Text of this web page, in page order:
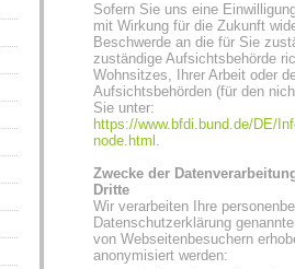
Sofern Sie uns eine
mit Wirkung für die Zukunft
Beschwerde an die für Sie
zuständige Aufsichtsbehörde
Wohnsitzes, Ihrer Arbeit oder
Aufsichtsbehörden (für den
Sie unter:
https://www.bfdi.bund.de/DE/
node.html .
Zwecke der
Dritte
Wir verarbeiten Ihre
Datenschutzerklärung
von Webseitenbesuchern
anonymisiert werden: